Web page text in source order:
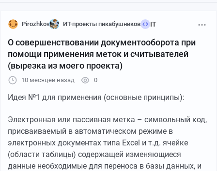
Pirozhkov ИТ-проекты пикабушников IT
О совершенствовании документооборота при
помощи применения меток и считывателей
(вырезка из моего проекта)
10 месяцев назад 0
Идея №1 для применения (основные принципы):
Электронная или пассивная метка – символьный код,
присваиваемый в автоматическом режиме в
электронных документах типа Excel и т.д. ячейке
(области таблицы) содержащей изменяющиеся
данные необходимые для переноса в базы данных, и